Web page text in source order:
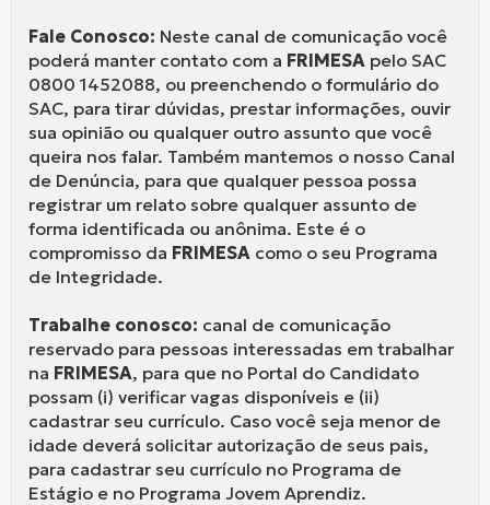
Fale Conosco: Neste canal de comunicação você
poderá manter contato com a FRIMESA pelo SAC
0800 1452088, ou preenchendo o formulário do
SAC, para tirar dúvidas, prestar informações, ouvir
sua opinião ou qualquer outro assunto que você
queira nos falar. Também mantemos o nosso Canal
de Denúncia, para que qualquer pessoa possa
registrar um relato sobre qualquer assunto de
forma identificada ou anônima. Este é o
compromisso da FRIMESA como o seu Programa
de Integridade.
Trabalhe conosco: canal de comunicação
reservado para pessoas interessadas em trabalhar
na FRIMESA, para que no Portal do Candidato
possam (i) verificar vagas disponíveis e (ii)
cadastrar seu currículo. Caso você seja menor de
idade deverá solicitar autorização de seus pais,
para cadastrar seu currículo no Programa de
Estágio e no Programa Jovem Aprendiz.